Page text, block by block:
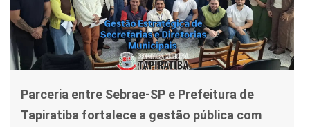
Parceria entre Sebrae-SP e Prefeitura de
Tapiratiba fortalece a gestão pública com